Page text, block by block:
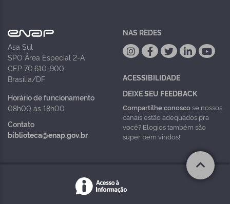
Asa Sul
SPO Área Especial 2-A
CEP 70.610-900
Brasília/DF
Horário de funcionamento
08h00 às 18h00
Contato
biblioteca@enap.gov.br
NAS REDES
ACESSIBILIDADE
DEIXE SEU FEEDBACK
Compartilhe conoscose nossos
canais estão adequados pra
você? Elogios também são
super bem vindos!